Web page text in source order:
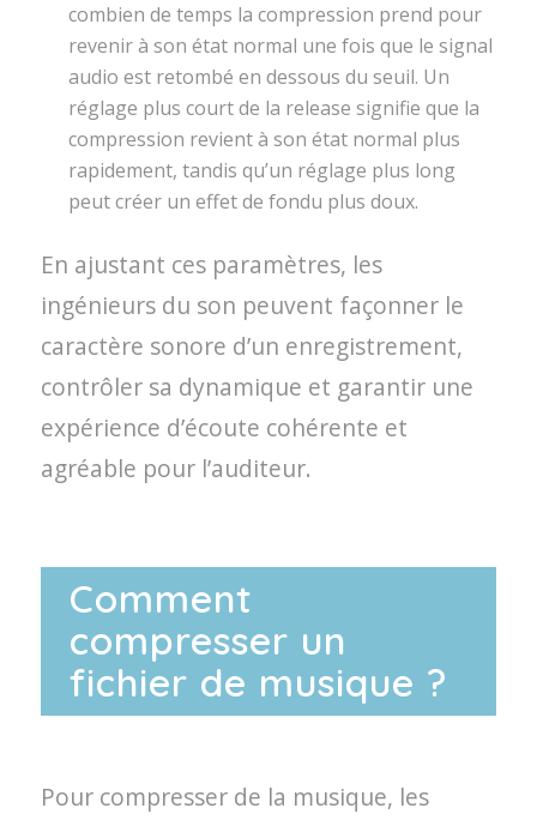
combien de temps la compression prend pour
revenir à son état normal une fois que le signal
audio est retombé en dessous du seuil. Un
réglage plus court de la release signifie que la
compression revient à son état normal plus
rapidement, tandis qu’un réglage plus long
peut créer un effet de fondu plus doux.
En ajustant ces paramètres, les
ingénieurs du son peuvent façonner le
caractère sonore d’un enregistrement,
contrôler sa dynamique et garantir une
expérience d’écoute cohérente et
agréable pour l’auditeur.
Comment
compresser un
fichier de musique ?
Pour compresser de la musique, les